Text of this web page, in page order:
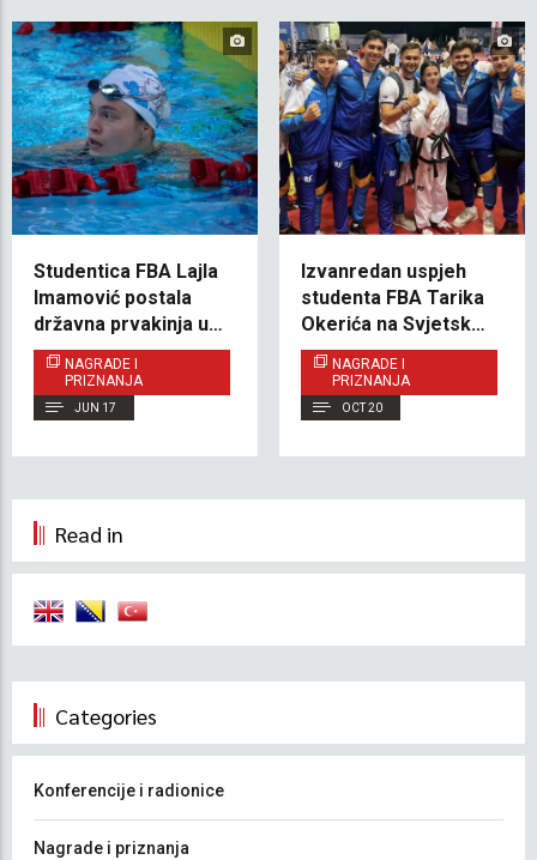
Studentica FBA Lajla
Imamović postala
državna prvakinja u
plivanju
NAGRADE I
PRIZNANJA
JUN 17
Izvanredan uspjeh
studenta FBA Tarika
Okerića na Svjetskom
prvenstvu u Poreču
NAGRADE I
PRIZNANJA
OCT 20
Read in
Categories
Konferencije i radionice
Nagrade i priznanja